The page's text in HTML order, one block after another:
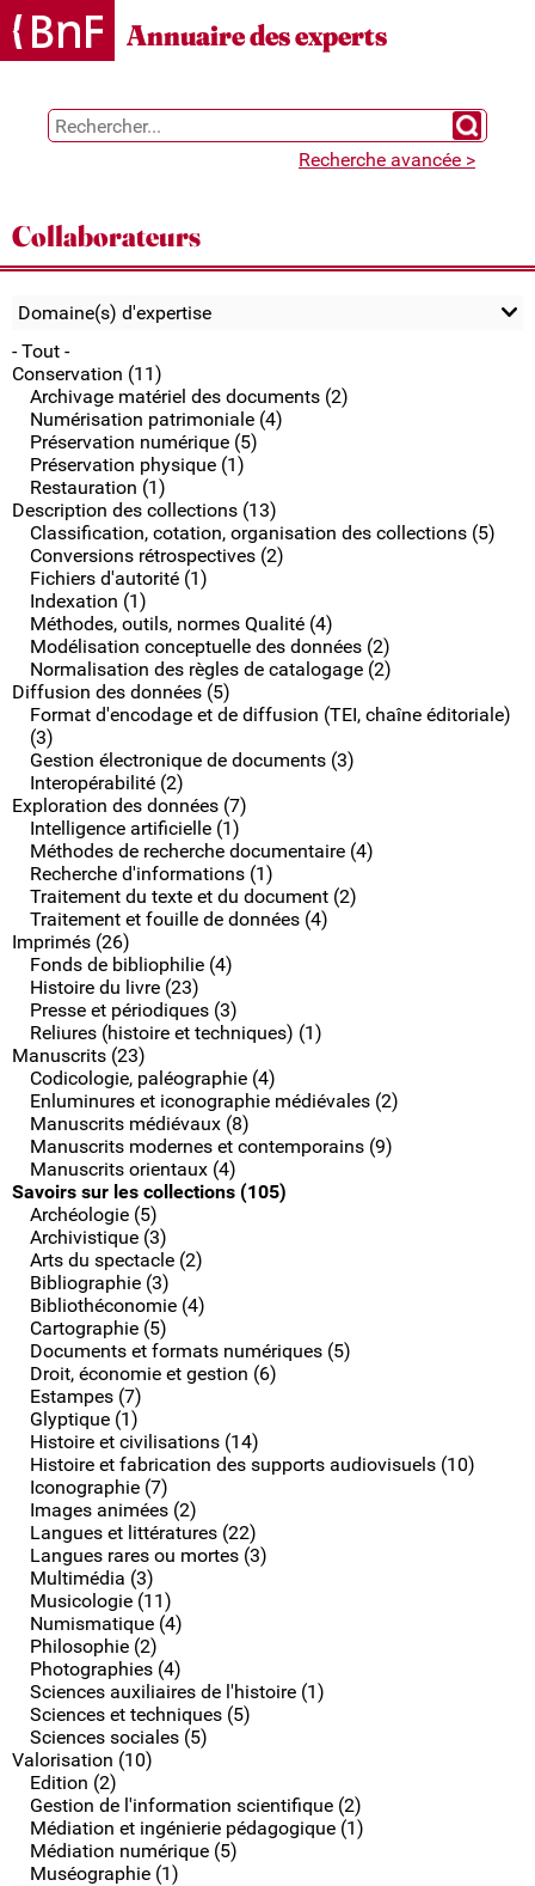
Gestion des cookies
Annuaire des experts
Chercher
Recherche avancée >
Collaborateurs
Domaine(s) d'expertise
- Tout -
Conservation (11)
Archivage matériel des documents (2)
Numérisation patrimoniale (4)
Préservation numérique (5)
Préservation physique (1)
Restauration (1)
Description des collections (13)
Classification, cotation, organisation des collections (5)
Conversions rétrospectives (2)
Fichiers d'autorité (1)
Indexation (1)
Méthodes, outils, normes Qualité (4)
Modélisation conceptuelle des données (2)
Normalisation des règles de catalogage (2)
Diffusion des données (5)
Format d'encodage et de diffusion (TEI, chaîne éditoriale)
(3)
Gestion électronique de documents (3)
Interopérabilité (2)
Exploration des données (7)
Intelligence artificielle (1)
Méthodes de recherche documentaire (4)
Recherche d'informations (1)
Traitement du texte et du document (2)
Traitement et fouille de données (4)
Imprimés (26)
Fonds de bibliophilie (4)
Histoire du livre (23)
Presse et périodiques (3)
Reliures (histoire et techniques) (1)
Manuscrits (23)
Codicologie, paléographie (4)
Enluminures et iconographie médiévales (2)
Manuscrits médiévaux (8)
Manuscrits modernes et contemporains (9)
Manuscrits orientaux (4)
Savoirs sur les collections (105)
Archéologie (5)
Archivistique (3)
Arts du spectacle (2)
Bibliographie (3)
Bibliothéconomie (4)
Cartographie (5)
Documents et formats numériques (5)
Droit, économie et gestion (6)
Estampes (7)
Glyptique (1)
Histoire et civilisations (14)
Histoire et fabrication des supports audiovisuels (10)
Iconographie (7)
Images animées (2)
Langues et littératures (22)
Langues rares ou mortes (3)
Multimédia (3)
Musicologie (11)
Numismatique (4)
Philosophie (2)
Photographies (4)
Sciences auxiliaires de l'histoire (1)
Sciences et techniques (5)
Sciences sociales (5)
Valorisation (10)
Edition (2)
Gestion de l'information scientifique (2)
Médiation et ingénierie pédagogique (1)
Médiation numérique (5)
Muséographie (1)